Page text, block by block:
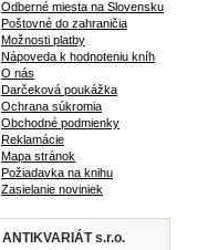
Odberné miesta na Slovensku
Poštovné do zahraničia
Možnosti platby
Nápoveda k hodnoteniu kníh
O nás
Darčeková poukážka
Ochrana súkromia
Obchodné podmienky
Reklamácie
Mapa stránok
Požiadavka na knihu
Zasielanie noviniek
ANTIKVARIÁT s.r.o.